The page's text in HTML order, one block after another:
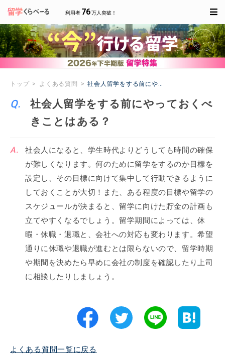
利用者 76万人突破！
トップ よくある質問 社会人留学をする前にやっておくべきことはあ
社会人留学をする前にやっておくべ
きことはある？
社会人になると、学生時代よりどうしても時間の確保
が難しくなります。何のために留学をするのか目標を
設定し、その目標に向けて集中して行動できるように
しておくことが大切！また、ある程度の目標や留学の
スケジュールが決まると、留学に向けた貯金の計画も
立てやすくなるでしょう。留学期間によっては、休
暇・休職・退職と、会社への対応も変わります。希望
通りに休職や退職が進むとは限らないので、留学時期
や期間を決めたら早めに会社の制度を確認したり上司
に相談したりしましょう。
よくある質問一覧に戻る